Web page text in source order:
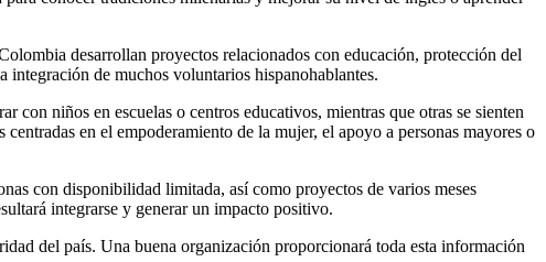
desarrollan proyectos relacionados con educación, protección del
de muchos voluntarios hispanohablantes.
niños en escuelas o centros educativos, mientras que otras se sienten
en el empoderamiento de la mujer, el apoyo a personas mayores o
con disponibilidad limitada, así como proyectos de varios meses
integrarse y generar un impacto positivo.
del país. Una buena organización proporcionará toda esta información